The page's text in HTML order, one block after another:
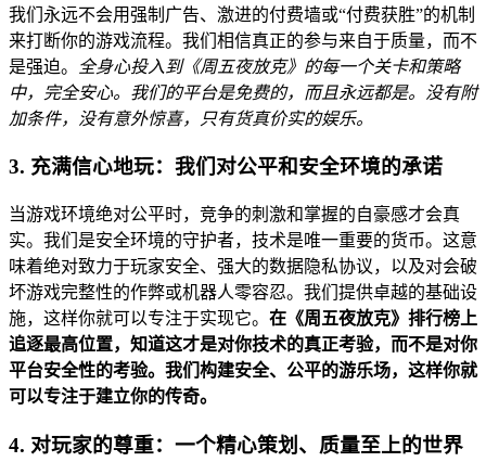
我们永远不会用强制广告、激进的付费墙或“付费获胜”的机制
来打断你的游戏流程。我们相信真正的参与来自于质量，而不
是强迫。
全身心投入到《周五夜放克》 的每一个关卡和策略
中，完全安心。我们的平台是免费的，而且永远都是。没有附
加条件，没有意外惊喜，只有货真价实的娱乐。
3. 充满信心地玩：我们对公平和安全环境的承诺
当游戏环境绝对公平时，竞争的刺激和掌握的自豪感才会真
实。我们是安全环境的守护者，技术是唯一重要的货币。这意
味着绝对致力于玩家安全、强大的数据隐私协议，以及对会破
坏游戏完整性的作弊或机器人零容忍。我们提供卓越的基础设
施，这样你就可以专注于实现它。 在《周五夜放克》排行榜上
追逐最高位置，知道这才是对你技术的真正考验，而不是对你
平台安全性的考验。我们构建安全、公平的游乐场，这样你就
可以专注于建立你的传奇。
4. 对玩家的尊重：一个精心策划、质量至上的世界